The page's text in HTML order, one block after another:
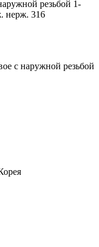
резьбой 1-
нерж. 316
с наружной резьбой